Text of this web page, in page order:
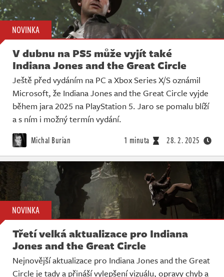
NOVINKA
V dubnu na PS5 může vyjít také
Indiana Jones and the Great Circle
Ještě před vydáním na PC a Xbox Series X/S oznámil
Microsoft, že Indiana Jones and the Great Circle vyjde
během jara 2025 na PlayStation 5. Jaro se pomalu blíží
a s ním i možný termín vydání.
Michal Burian 1 minuta 28. 2. 2025
NOVINKA
Třetí velká aktualizace pro Indiana
Jones and the Great Circle
Nejnovější aktualizace pro Indiana Jones and the Great
Circle je tady a přináší vylepšení vizuálu, opravy chyb a